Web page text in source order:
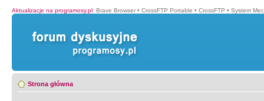
Aktualizacje na programosy.pl: Brave Browser • CrossFTP Portable • CrossFTP • System
Strona główna